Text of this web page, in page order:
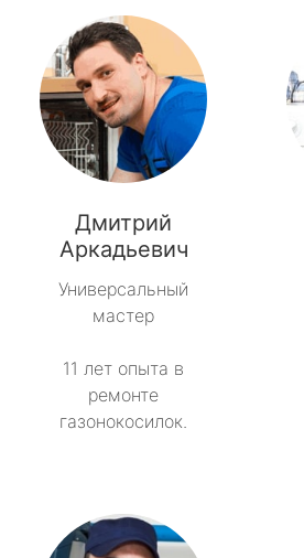
Дмитрий
Аркадьевич
Универсальный
мастер
11 лет опыта в
ремонте
газонокосилок.